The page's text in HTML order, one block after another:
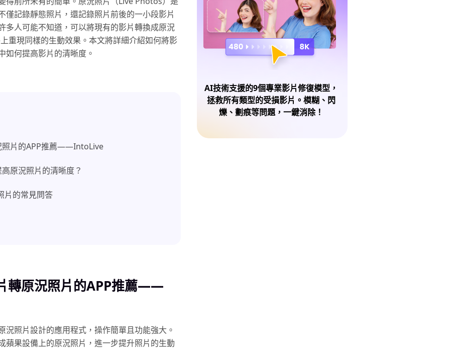
僅記錄靜態照片，還記錄照片前後的一小段影片
多人可能不知道，可以將現有的影片轉換成原況
重現同樣的生動效果。本文將詳細介紹如何將影
如何提高影片的清晰度。
照片的APP推薦——IntoLive
原況照片的清晰度？
片的常見問答
轉原況照片的APP推薦——
照片設計的應用程式，操作簡單且功能強大。
蘋果設備上的原況照片，進一步提升照片的生動
AI技術支援的9個專業影片修復模型，
拯救所有類型的受損影片。模糊、閃
爍、劃痕等問題，一鍵消除！